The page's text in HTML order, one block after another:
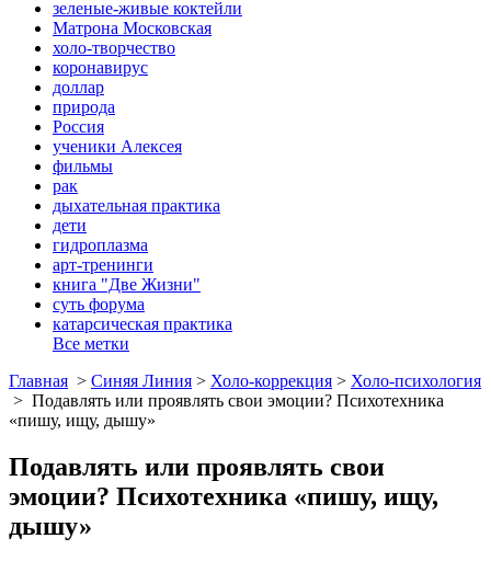
зеленые-живые коктейли
Матрона Московская
холо-творчество
коронавирус
доллар
природа
Россия
ученики Алексея
фильмы
рак
дыхательная практика
дети
гидроплазма
арт-тренинги
книга "Две Жизни"
суть форума
катарсическая практика
Все метки
Главная > Синяя Линия > Холо-коррекция > Холо-психология
> Подавлять или проявлять свои эмоции? Психотехника
«пишу, ищу, дышу»
Подавлять или проявлять свои
эмоции? Психотехника «пишу, ищу,
дышу»